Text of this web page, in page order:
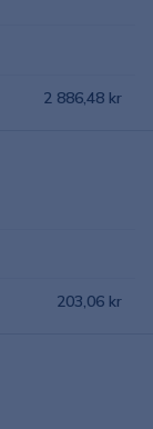
2 886,48 kr
203,06 kr